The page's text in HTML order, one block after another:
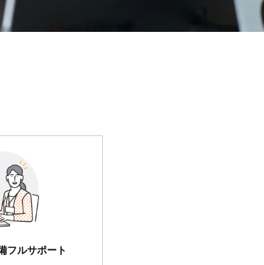
フルサポート